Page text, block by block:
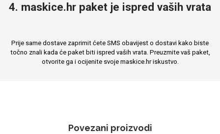
4. maskice.hr paket je ispred vaših vrata
Prije same dostave zaprimit ćete SMS obavijest o dostavi kako biste
točno znali kada će paket biti ispred vaših vrata. Preuzmite vaš paket,
otvorite ga i ocijenite svoje maskice.hr iskustvo.
Povezani proizvodi